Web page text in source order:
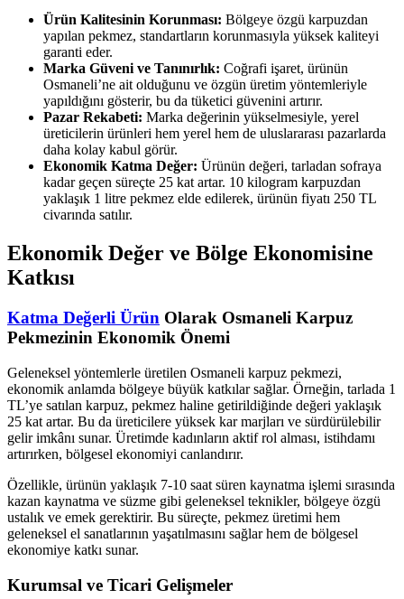
Ürün Kalitesinin Korunması: Bölgeye özgü karpuzdan
yapılan pekmez, standartların korunmasıyla yüksek kaliteyi
garanti eder.
Marka Güveni ve Tanınırlık: Coğrafi işaret, ürünün
Osmaneli’ne ait olduğunu ve özgün üretim yöntemleriyle
yapıldığını gösterir, bu da tüketici güvenini artırır.
Pazar Rekabeti: Marka değerinin yükselmesiyle, yerel
üreticilerin ürünleri hem yerel hem de uluslararası pazarlarda
daha kolay kabul görür.
Ekonomik Katma Değer: Ürünün değeri, tarladan sofraya
kadar geçen süreçte 25 kat artar. 10 kilogram karpuzdan
yaklaşık 1 litre pekmez elde edilerek, ürünün fiyatı 250 TL
civarında satılır.
Ekonomik Değer ve Bölge Ekonomisine
Katkısı
Katma Değerli Ürün Olarak Osmaneli Karpuz
Pekmezinin Ekonomik Önemi
Geleneksel yöntemlerle üretilen Osmaneli karpuz pekmezi,
ekonomik anlamda bölgeye büyük katkılar sağlar. Örneğin, tarlada 1
TL’ye satılan karpuz, pekmez haline getirildiğinde değeri yaklaşık
25 kat artar. Bu da üreticilere yüksek kar marjları ve sürdürülebilir
gelir imkânı sunar. Üretimde kadınların aktif rol alması, istihdamı
artırırken, bölgesel ekonomiyi canlandırır.
Özellikle, ürünün yaklaşık 7-10 saat süren kaynatma işlemi sırasında
kazan kaynatma ve süzme gibi geleneksel teknikler, bölgeye özgü
ustalık ve emek gerektirir. Bu süreçte, pekmez üretimi hem
geleneksel el sanatlarının yaşatılmasını sağlar hem de bölgesel
ekonomiye katkı sunar.
Kurumsal ve Ticari Gelişmeler